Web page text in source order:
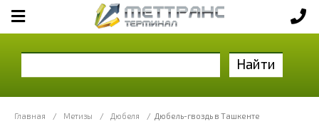
Найти
Главная / Метизы / Дюбеля / Дюбель-гвоздь в Ташкенте